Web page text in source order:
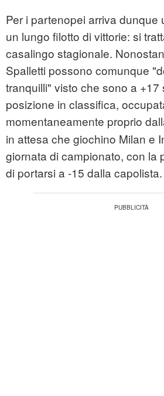
Per i partenopei arriva dunque
un lungo filotto di vittorie: si
casalingo stagionale.
Spalletti possono comunque
tranquilli" visto che sono a +17
posizione in classifica,
momentaneamente proprio
in attesa che giochino Milan e
giornata di campionato, con la
di portarsi a -15 dalla capolista.